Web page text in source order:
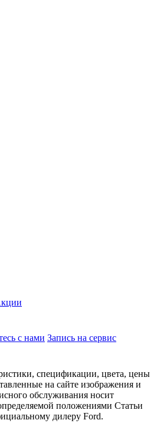
с нами Запись на сервис
спецификации, цвета, цены
на сайте изображения и
обслуживания носит
положениями Статьи
дилеру Ford.